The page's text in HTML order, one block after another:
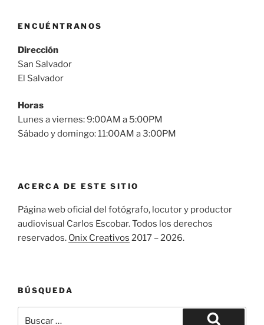
ENCUÉNTRANOS
Dirección
San Salvador
El Salvador
Horas
Lunes a viernes: 9:00AM a 5:00PM
Sábado y domingo: 11:00AM a 3:00PM
ACERCA DE ESTE SITIO
Página web oficial del fotógrafo, locutor y productor
audiovisual Carlos Escobar. Todos los derechos
reservados. Onix Creativos 2017 – 2026.
BÚSQUEDA